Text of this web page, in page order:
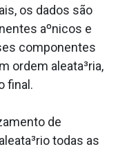
os dados são
aºnicos e
componentes
ordem aleata³ria,
final.
de
todas as